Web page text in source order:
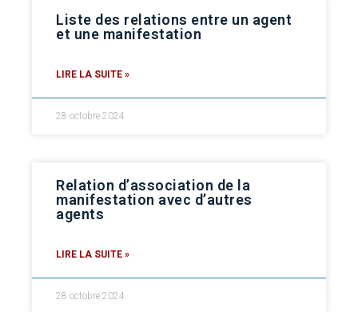
Liste des relations entre un agent
et une manifestation
LIRE LA SUITE »
28 octobre 2024
Relation d’association de la
manifestation avec d’autres
agents
LIRE LA SUITE »
28 octobre 2024